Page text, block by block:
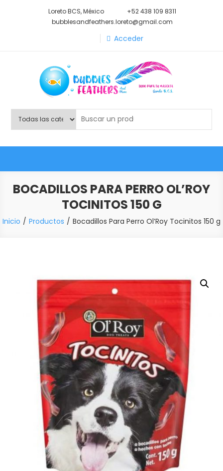
Loreto BCS, México
+52 438 109 8311
bubblesandfeathers.loreto@gmail.com
Acceder
Shop Bubbles Feathers And
More
BOCADILLOS PARA PERRO OL’ROY
TOCINITOS 150 G
Inicio Productos Bocadillos Para Perro Ol’Roy Tocinitos 150 g